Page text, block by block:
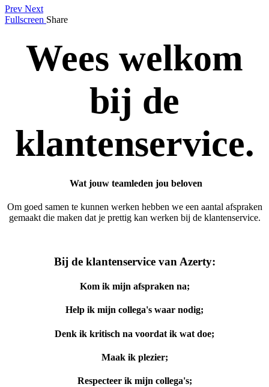
Prev Next
Fullscreen Share
Wees welkom
bij de
klantenservice.
Wat jouw teamleden jou beloven
Om goed samen te kunnen werken hebben we een aantal afspraken
gemaakt die maken dat je prettig kan werken bij de klantenservice.
Bij de klantenservice van Azerty:
Kom ik mijn afspraken na;
Help ik mijn collega's waar nodig;
Denk ik kritisch na voordat ik wat doe;
Maak ik plezier;
Respecteer ik mijn collega's;